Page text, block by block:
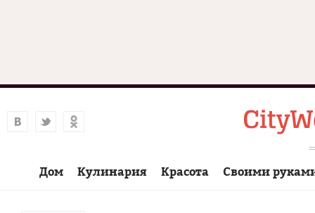
Дом Кулинария Красота Своими